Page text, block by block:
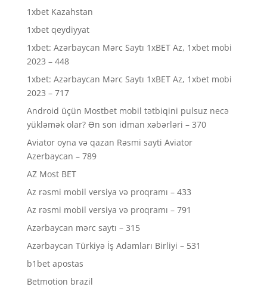
1xbet Kazahstan
1xbet qeydiyyat
1xbet: Azərbaycan Mərc Saytı 1xBET Az, 1xbet mobi
2023 – 448
1xbet: Azərbaycan Mərc Saytı 1xBET Az, 1xbet mobi
2023 – 717
Android üçün Mostbet mobil tətbiqini pulsuz necə
yükləmək olar? Ən son idman xəbərləri – 370
Aviator oyna və qazan Rəsmi sayti Aviator
Azerbaycan – 789
AZ Most BET
Az rəsmi mobil versiya və proqramı – 433
Az rəsmi mobil versiya və proqramı – 791
Azərbaycan mərc saytı – 315
Azərbaycan Türkiyə İş Adamları Birliyi – 531
b1bet apostas
Betmotion brazil